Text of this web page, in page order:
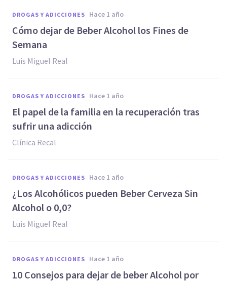
DROGAS Y ADICCIONES hace 1 año
Cómo dejar de Beber Alcohol los Fines de
Semana
Luis Miguel Real
DROGAS Y ADICCIONES hace 1 año
El papel de la familia en la recuperación tras
sufrir una adicción
Clínica Recal
DROGAS Y ADICCIONES hace 1 año
¿Los Alcohólicos pueden Beber Cerveza Sin
Alcohol o 0,0?
Luis Miguel Real
DROGAS Y ADICCIONES hace 1 año
10 Consejos para dejar de beber Alcohol por